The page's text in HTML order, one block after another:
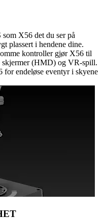
X56 det du ser på
plassert i hendene dine.
kontroller gjør X56 til
skjermer (HMD) og VR-spill.
for endeløse eventyr i skyene